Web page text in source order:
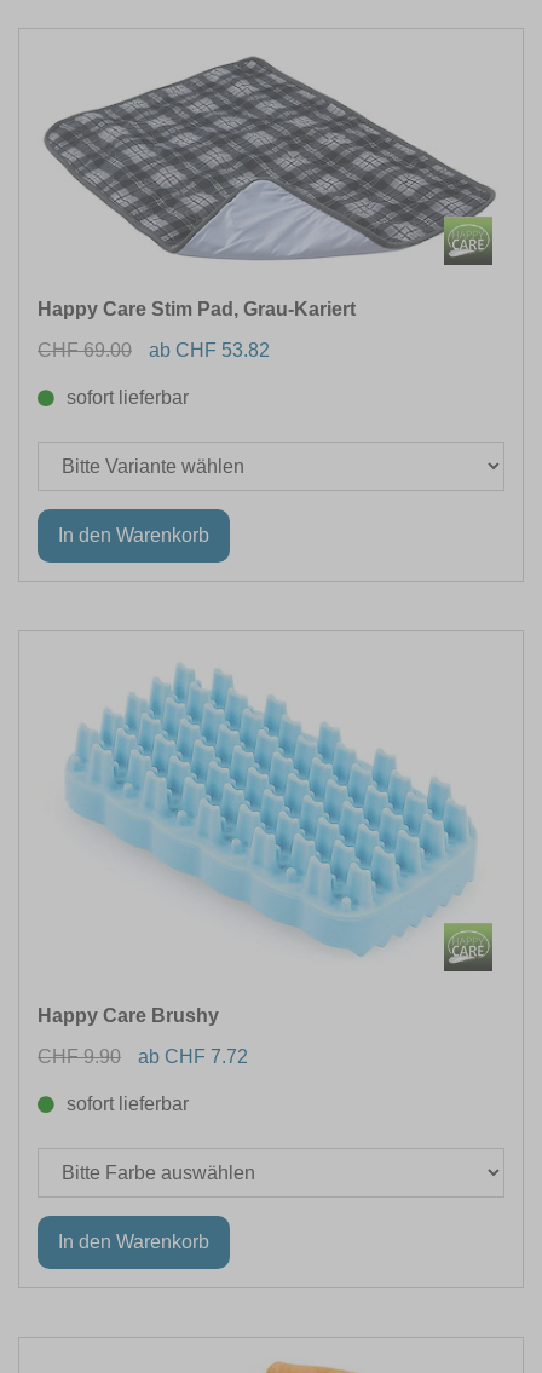
Happy Care Stim Pad, Grau-Kariert
CHF 69.00
ab CHF 53.82
sofort lieferbar
Happy Care Brushy
CHF 9.90
ab CHF 7.72
sofort lieferbar